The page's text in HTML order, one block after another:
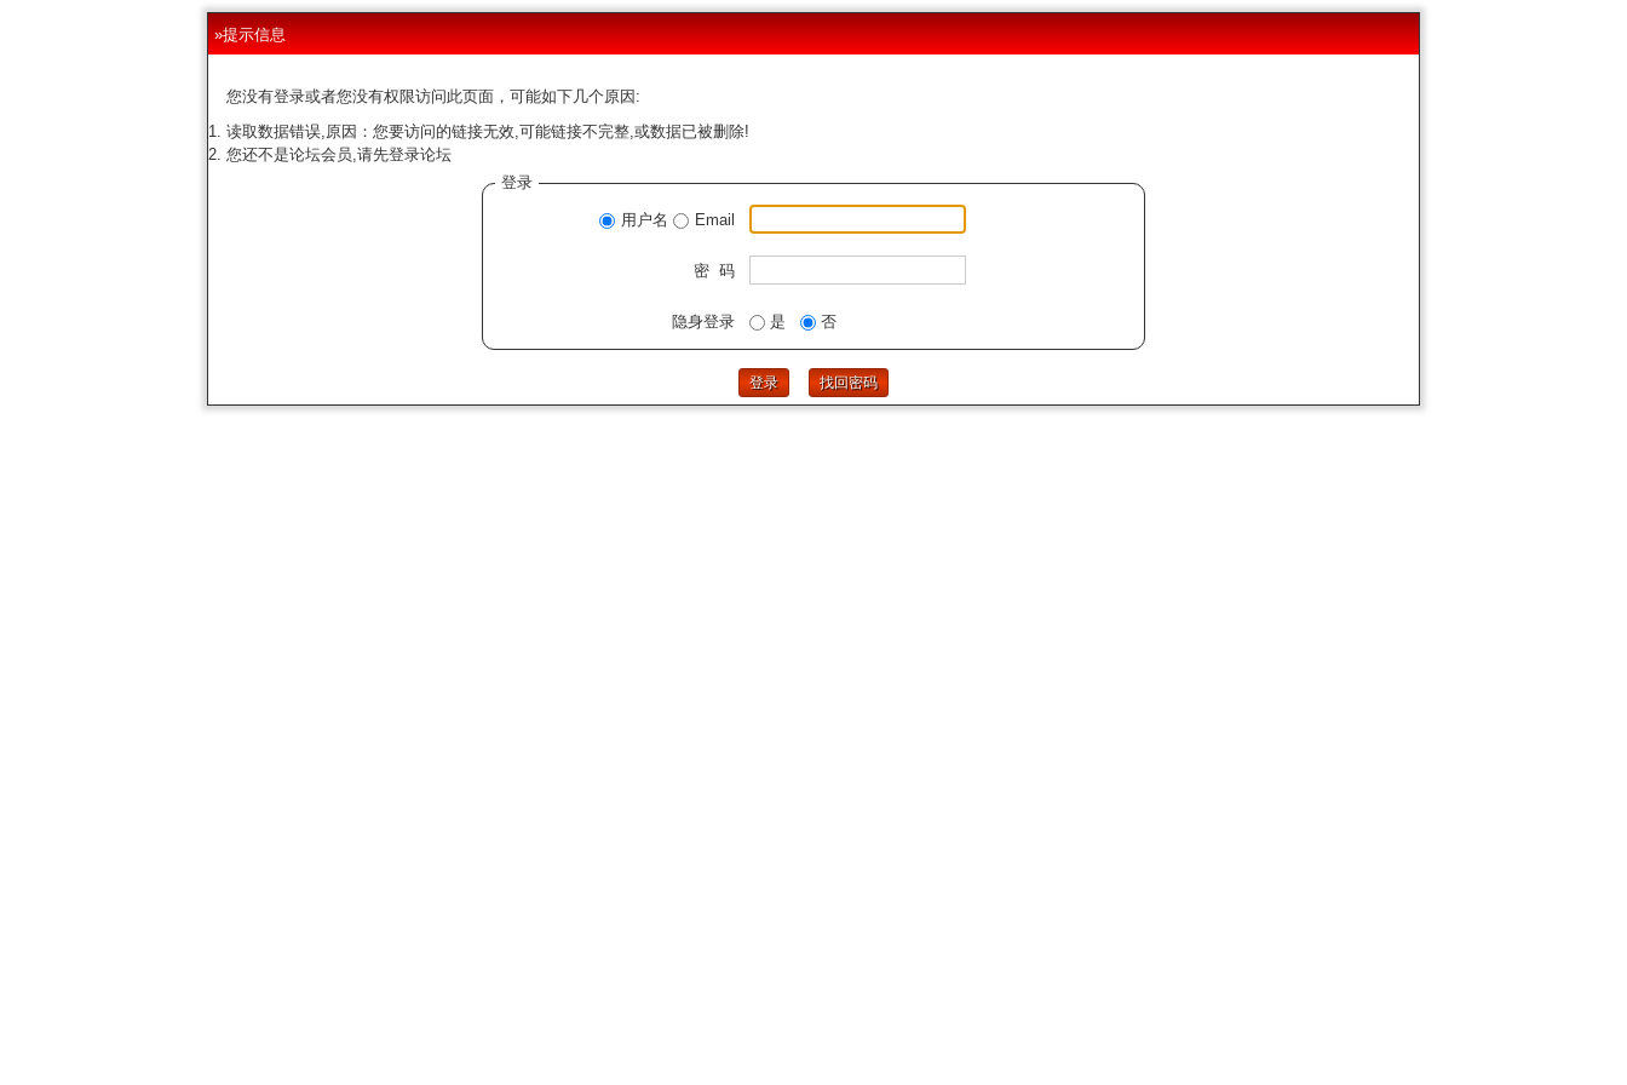
»提示信息
您没有登录或者您没有权限访问此页面，可能如下几个原因:
读取数据错误,原因：您要访问的链接无效,可能链接不完整,或数据已被删除!
您还不是论坛会员,请先登录论坛
登录
用户名 Email
密 码
隐身登录 是 否